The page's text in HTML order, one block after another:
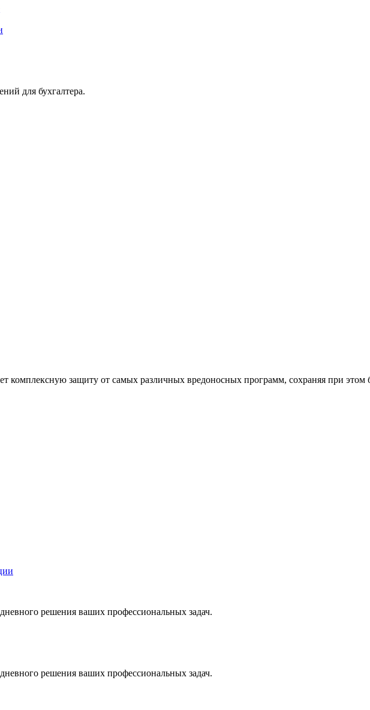
для бухгалтера.
комплексную защиту от самых различных вредоносных программ, сохраняя при этом
решения ваших профессиональных задач.
решения ваших профессиональных задач.